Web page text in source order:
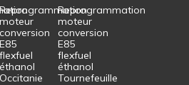
moteur
conversion
E85
flexfuel
éthanol
Occitanie
Reprogrammation
moteur
conversion
E85
flexfuel
éthanol
Tournefeuille